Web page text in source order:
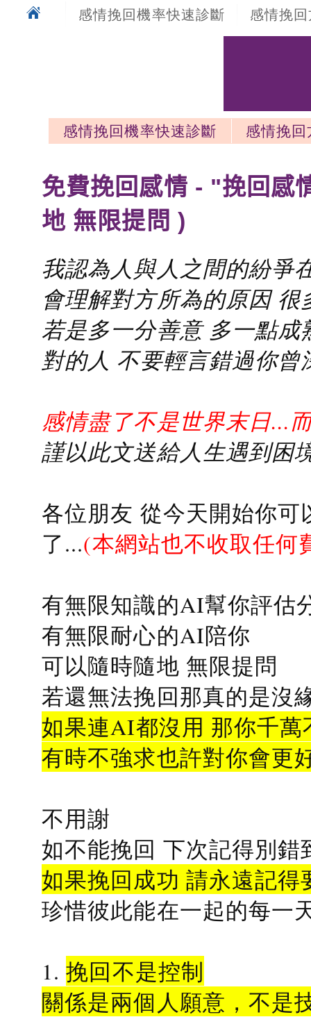
感情挽回機率快速診斷 感情挽
感情挽回機率快速診斷
感情挽
免費挽回感情 - "挽回感
地 無限提問 )
我認為人與人之間的紛爭
會理解對方所為的原因
若是多一分善意 多一點
對的人 不要輕言錯過你曾
感情盡了不是世界末日...
謹以此文送給人生遇到困
各位朋友 從今天開始你
了...(本網站也不收取任何
有無限知識的AI幫你評估
有無限耐心的AI陪你
可以隨時隨地 無限提問
若還無法挽回那真的是沒
如果連AI都沒用 那你千
有時不強求也許對你會更
不用謝
如不能挽回 下次記得別錯
如果挽回成功 請永遠記得
珍惜彼此能在一起的每一
1.挽回不是控制
關係是兩個人願意，不是